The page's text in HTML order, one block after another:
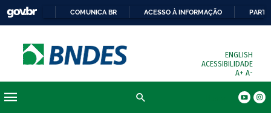
COMUNICA BR ACESSO À INFORMAÇÃO
ENGLISH
ACESSIBILIDADE
A+ A-